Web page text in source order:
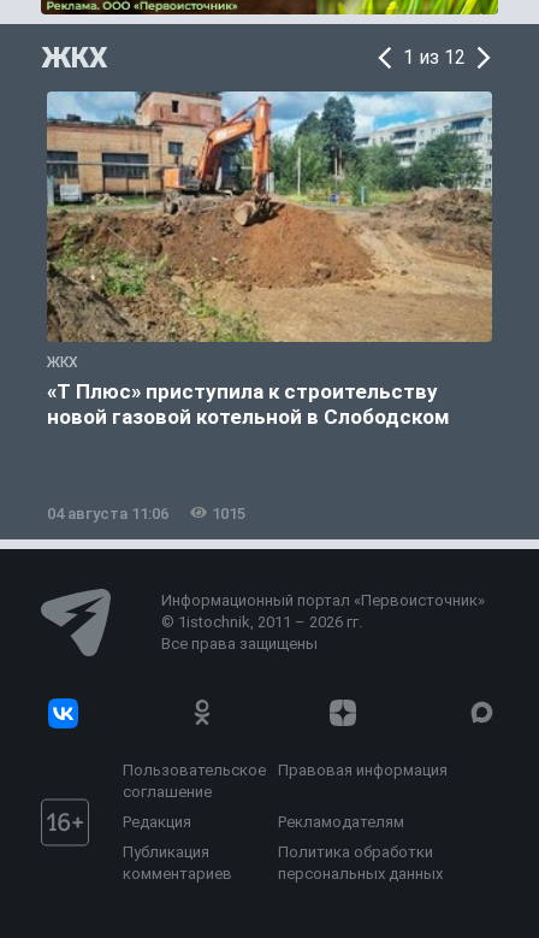
ЖКХ 1 из 12
ЖКХ
«Т Плюс» приступила к строительству
новой газовой котельной в Слободском
04 августа 11:06 1015
Информационный портал «Первоисточник»
© 1istochnik, 2011 – 2026 гг.
Все права защищены
Пользовательское
соглашение
Правовая информация
Редакция
Рекламодателям
Публикация
комментариев
Политика обработки
персональных данных